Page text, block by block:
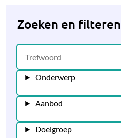
Zoeken en filteren
Onderwerp
Aanbod
Doelgroep